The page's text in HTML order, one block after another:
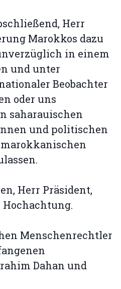
Herr
Marokkos dazu
in einem
und unter
Beobachter
oder uns
saharauischen
und politischen
Herr Präsident,
Menschenrechtler
Dahan und